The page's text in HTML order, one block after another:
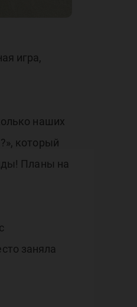
игра,
наших
который
Планы на
заняла